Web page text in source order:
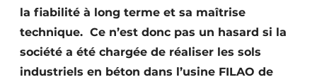
Éclairage
Fondations
Façades
la fiabilité à long terme et sa maîtrise
technique. Ce n’est donc pas un hasard si la
société a été chargée de réaliser les sols
industriels en béton dans l’usine FILAO de